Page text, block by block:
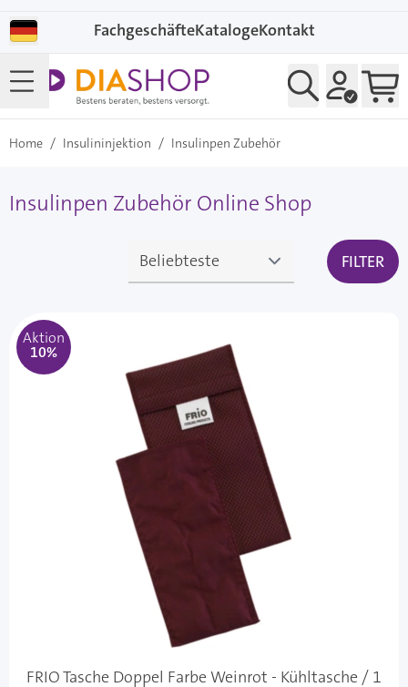
FachgeschäfteKatalogeKontakt
Home / Insulininjektion / Insulinpen Zubehör
Insulinpen Zubehör Online Shop
FILTER
Aktion
10%
FRIO Tasche Doppel Farbe Weinrot - Kühltasche / 1